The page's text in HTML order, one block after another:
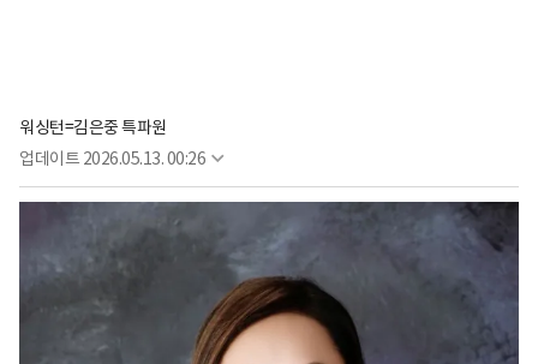
워싱턴=김은중 특파원
업데이트 2026.05.13. 00:26